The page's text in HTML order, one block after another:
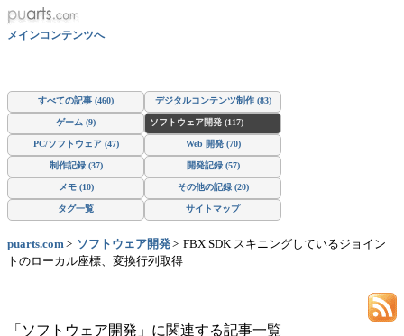
メインコンテンツへ
すべての記事 (460) デジタルコンテンツ制作 (83)
ゲーム (9) ソフトウェア開発 (117)
PC/ソフトウェア (47) Web 開発 (70)
制作記録 (37) 開発記録 (57)
メモ (10) その他の記録 (20)
タグ一覧 サイトマップ
puarts.com ソフトウェア開発
FBX SDK スキニングしているジョイン
トのローカル座標、変換行列取得
「ソフトウェア開発」に関連する記事一覧